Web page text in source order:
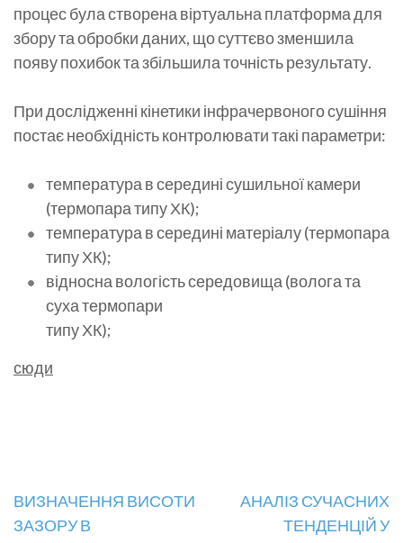
процес була створена віртуальна платформа для
збору та обробки даних, що суттєво зменшила
появу похибок та збільшила точність результату.
При дослідженні кінетики інфрачервоного сушіння
постає необхідність контролювати такі параметри:
температура в середині сушильної камери
(термопара типу ХК);
температура в середині матеріалу (термопара
типу ХК);
відносна вологість середовища (волога та
суха термопари
типу ХК);
сюди
Навігація
ВИЗНАЧЕННЯ ВИСОТИ
ЗАЗОРУ В
АНАЛІЗ СУЧАСНИХ
ТЕНДЕНЦІЙ У